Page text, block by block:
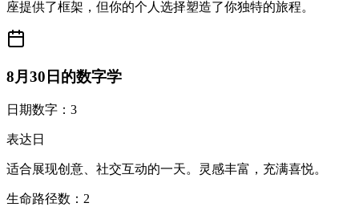
座提供了框架，但你的个人选择塑造了你独特的旅程。
8月30日的数字学
日期数字：3
表达日
适合展现创意、社交互动的一天。灵感丰富，充满喜悦。
生命路径数：2